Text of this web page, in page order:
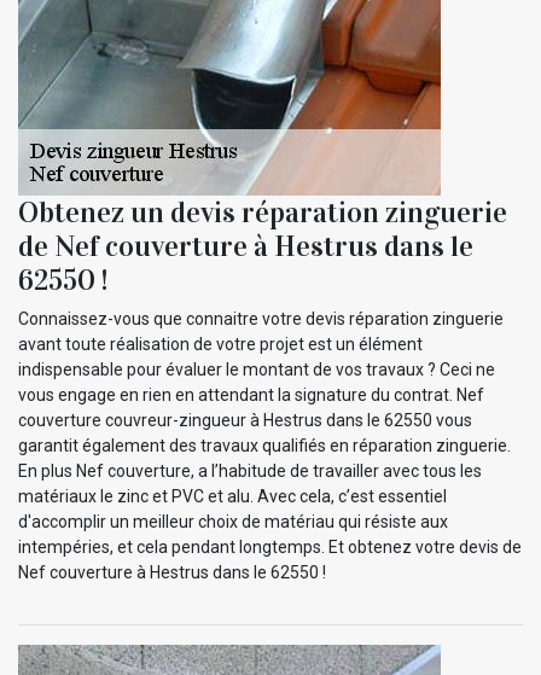
Obtenez un devis réparation zinguerie
de Nef couverture à Hestrus dans le
62550 !
Connaissez-vous que connaitre votre devis réparation zinguerie
avant toute réalisation de votre projet est un élément
indispensable pour évaluer le montant de vos travaux ? Ceci ne
vous engage en rien en attendant la signature du contrat. Nef
couverture couvreur-zingueur à Hestrus dans le 62550 vous
garantit également des travaux qualifiés en réparation zinguerie.
En plus Nef couverture, a l’habitude de travailler avec tous les
matériaux le zinc et PVC et alu. Avec cela, c’est essentiel
d'accomplir un meilleur choix de matériau qui résiste aux
intempéries, et cela pendant longtemps. Et obtenez votre devis de
Nef couverture à Hestrus dans le 62550 !